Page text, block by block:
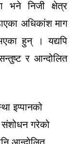
भने निजी क्षेत्र
अधिकांश माग
हुन् । यद्यपि
र आन्दोलित
इप्पानको
गरेको